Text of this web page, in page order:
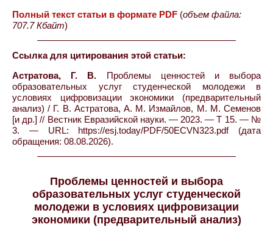
Полный текст статьи в формате PDF (объем файла:
707.7 Кбайт)
Ссылка для цитирования этой статьи:
Астратова, Г. В. Проблемы ценностей и выбора
образовательных услуг студенческой молодежи в
условиях цифровизации экономики (предварительный
анализ) / Г. В. Астратова, А. М. Измайлов, М. М. Семенов
[и др.] // Вестник Евразийской науки. — 2023. — Т 15. — №
3. — URL: https://esj.today/PDF/50ECVN323.pdf (дата
обращения: 08.08.2026).
Проблемы ценностей и выбора
образовательных услуг студенческой
молодежи в условиях цифровизации
экономики (предварительный анализ)